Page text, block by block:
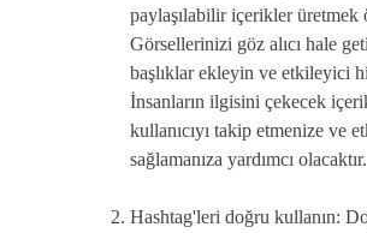
paylaşılabilir içerikler üretmek
Görsellerinizi göz alıcı hale
başlıklar ekleyin ve etkileyici
İnsanların ilgisini çekecek
kullanıcıyı takip etmenize ve
sağlamanıza yardımcı olacaktır.
Hashtag'leri doğru kullanın: